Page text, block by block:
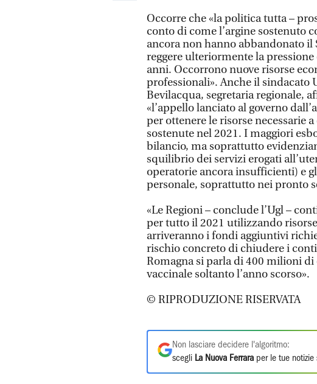
Occorre che «la politica tutta –
conto di come l’argine sostenuto
ancora non hanno abbandonato
reggere ulteriormente la
anni. Occorrono nuove risorse
professionali». Anche il sindacato
Bevilacqua, segretaria regionale,
«l’appello lanciato al governo
per ottenere le risorse necessarie
sostenute nel 2021. I maggiori
bilancio, ma soprattutto
squilibrio dei servizi erogati
operatorie ancora insufficienti) e
personale, soprattutto nei pronto
«Le Regioni – conclude l’Ugl –
per tutto il 2021 utilizzando
arriveranno i fondi aggiuntivi
rischio concreto di chiudere i
Romagna si parla di 400 milioni
vaccinale soltanto l’anno scorso».
© RIPRODUZIONE RISERVATA
Non lasciare decidere l'algoritmo:
scegli La Nuova Ferrara per le tue notizie